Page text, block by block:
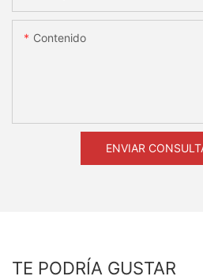
Contenido
ENVIAR
TE PODRÍA GUSTAR